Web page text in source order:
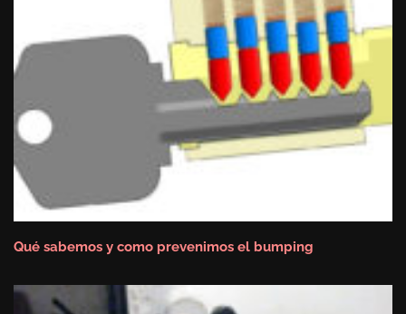
Qué sabemos y como prevenimos el bumping